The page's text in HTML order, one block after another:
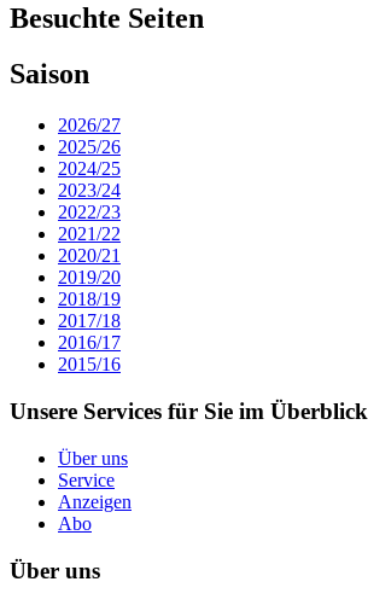
Besuchte Seiten
Saison
2026/27
2025/26
2024/25
2023/24
2022/23
2021/22
2020/21
2019/20
2018/19
2017/18
2016/17
2015/16
Unsere Services für Sie im Überblick
Über uns
Service
Anzeigen
Abo
Über uns